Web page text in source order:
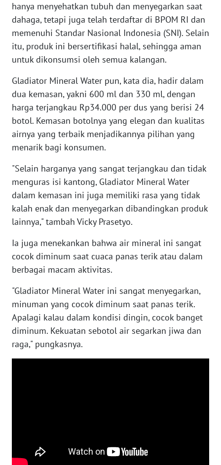
hanya menyehatkan tubuh dan menyegarkan saat
dahaga, tetapi juga telah terdaftar di BPOM RI dan
memenuhi Standar Nasional Indonesia (SNI). Selain
itu, produk ini bersertifikasi halal, sehingga aman
untuk dikonsumsi oleh semua kalangan.
Gladiator Mineral Water pun, kata dia, hadir dalam
dua kemasan, yakni 600 ml dan 330 ml, dengan
harga terjangkau Rp34.000 per dus yang berisi 24
botol. Kemasan botolnya yang elegan dan kualitas
airnya yang terbaik menjadikannya pilihan yang
menarik bagi konsumen.
"Selain harganya yang sangat terjangkau dan tidak
menguras isi kantong, Gladiator Mineral Water
dalam kemasan ini juga memiliki rasa yang tidak
kalah enak dan menyegarkan dibandingkan produk
lainnya," tambah Vicky Prasetyo.
Ia juga menekankan bahwa air mineral ini sangat
cocok diminum saat cuaca panas terik atau dalam
berbagai macam aktivitas.
"Gladiator Mineral Water ini sangat menyegarkan,
minuman yang cocok diminum saat panas terik.
Apalagi kalau dalam kondisi dingin, cocok banget
diminum. Kekuatan sebotol air segarkan jiwa dan
raga," pungkasnya.
WN
SULBAR
WN
BABEL
WN
SUMBAR
WN
SUMSEL
BENGKULU
WN
LAMPUNG
JATENG
WN
WN
JOGJA
WN
WN
KALTENG